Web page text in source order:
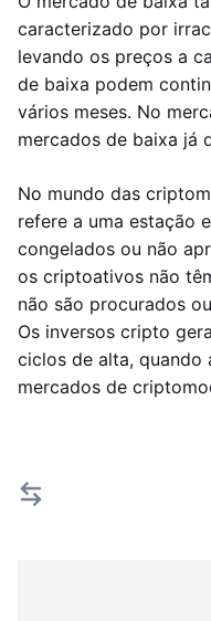
caracterizado por
levando os preços a
de baixa podem
vários meses. No
mercados de baixa já
No mundo das
refere a uma estação
congelados ou não
os criptoativos não
não são procurados
Os inversos cripto
ciclos de alta, quando
mercados de